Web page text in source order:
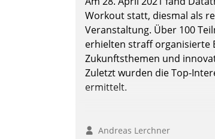
- als erstes Unternehmen
Wohnungsmarkt.
Andreas Lerchner
Workout statt, diesmal als
Veranstaltung. Über 100
erhielten straff organisierte
Zukunftsthemen und
Zuletzt wurden die Top-
ermittelt.
Andreas Lerchner